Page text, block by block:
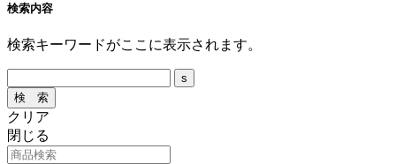
検索内容
検索キーワードがここに表示されます。
クリア
閉じる